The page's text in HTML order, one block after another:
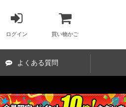
ログイン 買い物かご
よくある質問